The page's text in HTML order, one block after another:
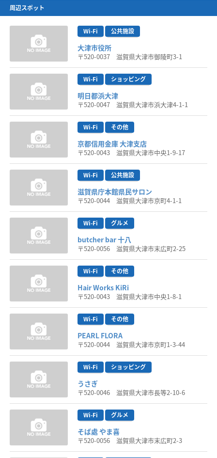
周辺スポット
Wi-Fi 公共施設
大津市役所
〒520-0037 滋賀県大津市御陵町3-1
Wi-Fi ショッピング
明日都浜大津
〒520-0047 滋賀県大津市浜大津4-1-1
Wi-Fi その他
京都信用金庫 大津支店
〒520-0043 滋賀県大津市中央1-9-17
Wi-Fi 公共施設
滋賀県庁本館県民サロン
〒520-0044 滋賀県大津市京町4-1-1
Wi-Fi グルメ
butcher bar 十八
〒520-0056 滋賀県大津市末広町2-25
Wi-Fi その他
Hair Works KiRi
〒520-0043 滋賀県大津市中央1-8-1
Wi-Fi その他
PEARL FLORA
〒520-0044 滋賀県大津市京町1-3-44
Wi-Fi ショッピング
うさぎ
〒520-0046 滋賀県大津市長等2-10-6
Wi-Fi グルメ
そば處 やま喜
〒520-0056 滋賀県大津市末広町2-3